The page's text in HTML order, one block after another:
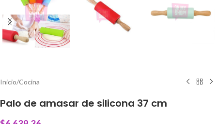
Inicio/Cocina
Palo de amasar de silicona 37 cm